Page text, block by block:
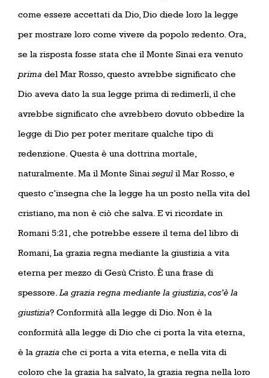
come essere accettati da Dio, Dio diede loro la legge
per mostrare loro come vivere da popolo redento. Ora,
se la risposta fosse stata che il Monte Sinai era venuto
prima del Mar Rosso, questo avrebbe significato che
Dio aveva dato la sua legge prima di redimerli, il che
avrebbe significato che avrebbero dovuto obbedire la
legge di Dio per poter meritare qualche tipo di
redenzione. Questa è una dottrina mortale,
naturalmente. Ma il Monte Sinai seguìil Mar Rosso, e
questo c’insegna che la legge ha un posto nella vita del
cristiano, ma non è ciò che salva. E vi ricordate in
Romani 5:21, che potrebbe essere il tema del libro di
Romani, La grazia regna mediante la giustizia a vita
eterna per mezzo di Gesù Cristo. È una frase di
spessore. La grazia regna mediante la giustizia, cos’è la
giustizia? Conformità alla legge di Dio. Non è la
conformità alla legge di Dio che ci porta la vita eterna,
è la grazia che ci porta a vita eterna, e nella vita di
coloro che la grazia ha salvato, la grazia regna nella loro